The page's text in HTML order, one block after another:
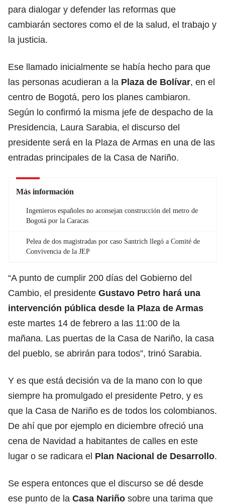
para dialogar y defender las reformas que
cambiarán sectores como el de la salud, el trabajo y
la justicia.
Ese llamado inicialmente se había hecho para que
las personas acudieran a la Plaza de Bolívar, en el
centro de Bogotá, pero los planes cambiaron.
Según lo confirmó la misma jefe de despacho de la
Presidencia, Laura Sarabia, el discurso del
presidente será en la Plaza de Armas en una de las
entradas principales de la Casa de Nariño.
Más información
Ingenieros españoles no aconsejan construcción del metro de
Bogotá por la Caracas
Pelea de dos magistradas por caso Santrich llegó a Comité de
Convivencia de la JEP
“A punto de cumplir 200 días del Gobierno del
Cambio, el presidente Gustavo Petro hará una
intervención pública desde la Plaza de Armas
este martes 14 de febrero a las 11:00 de la
mañana. Las puertas de la Casa de Nariño, la casa
del pueblo, se abrirán para todos”, trinó Sarabia.
Y es que está decisión va de la mano con lo que
siempre ha promulgado el presidente Petro, y es
que la Casa de Nariño es de todos los colombianos.
De ahí que por ejemplo en diciembre ofreció una
cena de Navidad a habitantes de calles en este
lugar o se radicara el Plan Nacional de Desarrollo.
Se espera entonces que el discurso se dé desde
ese punto de la Casa Nariño sobre una tarima que